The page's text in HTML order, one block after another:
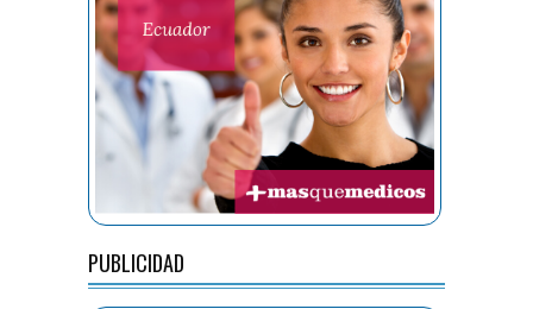
PUBLICIDAD